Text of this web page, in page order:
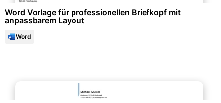
Word Vorlage für professionellen Briefkopf mit
anpassbarem Layout
Word